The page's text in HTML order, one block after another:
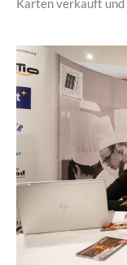
Karten verkauft